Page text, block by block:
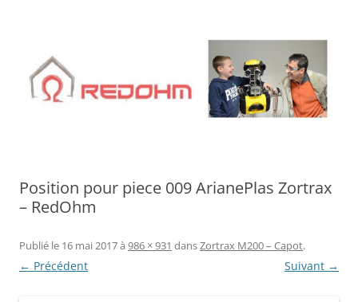
Position pour piece 009 ArianePlas Zortrax
– RedOhm
Publié le 16 mai 2017à 986 × 931 dansZortrax M200 – Capot.
← Précédent Suivant →